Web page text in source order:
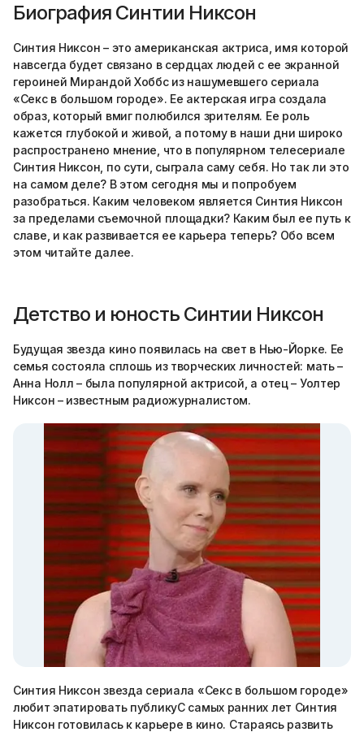
Биография Синтии Никсон
Синтия Никсон – это американская актриса, имя которой
навсегда будет связано в сердцах людей с ее экранной
героиней Мирандой Хоббс из нашумевшего сериала
«Секс в большом городе». Ее актерская игра создала
образ, который вмиг полюбился зрителям. Ее роль
кажется глубокой и живой, а потому в наши дни широко
распространено мнение, что в популярном телесериале
Синтия Никсон, по сути, сыграла саму себя. Но так ли это
на самом деле? В этом сегодня мы и попробуем
разобраться. Каким человеком является Синтия Никсон
за пределами съемочной площадки? Каким был ее путь к
славе, и как развивается ее карьера теперь? Обо всем
этом читайте далее.
Детство и юность Синтии Никсон
Будущая звезда кино появилась на свет в Нью-Йорке. Ее
семья состояла сплошь из творческих личностей: мать –
Анна Нолл – была популярной актрисой, а отец – Уолтер
Никсон – известным радиожурналистом.
Синтия Никсон звезда сериала «Секс в большом городе»
любит эпатировать публикуС самых ранних лет Синтия
Никсон готовилась к карьере в кино. Стараясь развить